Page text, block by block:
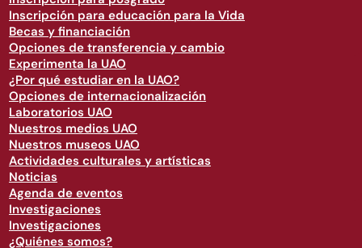
Inscripción para educación para la Vida
Becas y financiación
Opciones de transferencia y cambio
Experimenta la UAO
¿Por qué estudiar en la UAO?
Opciones de internacionalización
Laboratorios UAO
Nuestros medios UAO
Nuestros museos UAO
Actividades culturales y artísticas
Noticias
Agenda de eventos
Investigaciones
Investigaciones
¿Quiénes somos?